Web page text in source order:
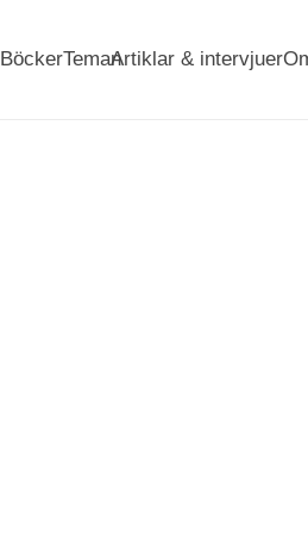
BöckerTemanArtiklar & intervjuer